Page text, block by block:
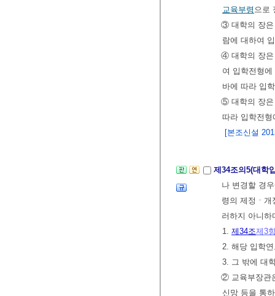
교육부령 으로
③ 대학의 장은
람에 대하여
④ 대학의 장은
여 입학전형
바에 따라 입
⑤ 대학의 장은
따라 입학전
[본조신설
제34조의5(대학
나 변경할 경
령의 제정ㆍ
러하지 아니
1. 제34조제3
2. 해당 입학
3. 그 밖에 대
② 교육부장관
신망 등을 통